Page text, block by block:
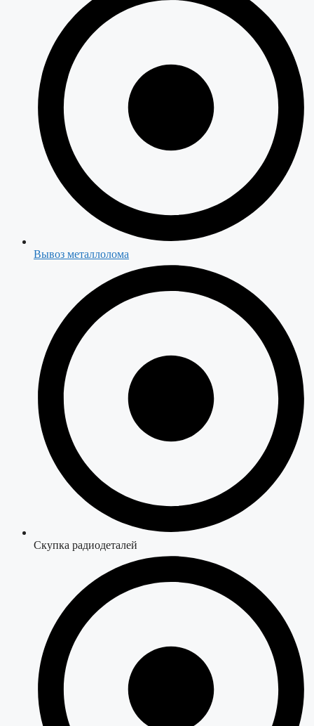
Вывоз металлолома
Скупка радиодеталей